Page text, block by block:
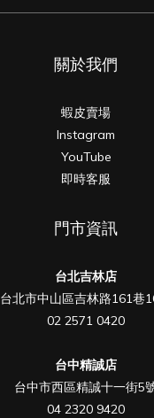
關於我們
蝦皮賣場
Instagram
YouTube
即時客服
門市資訊
台北吉林店
台北市中山區吉林路161巷
02 2571 0420
台中精誠店
台中市西區精誠十一街5
04 2320 9420